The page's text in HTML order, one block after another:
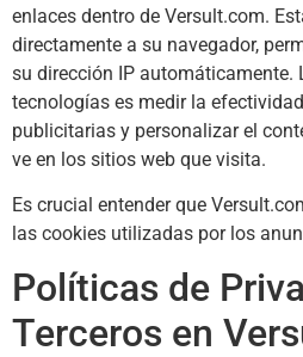
enlaces dentro de Versult.com.
directamente a su navegador,
su dirección IP automáticamente.
tecnologías es medir la
publicitarias y personalizar el
ve en los sitios web que visita.
Es crucial entender que
las cookies utilizadas por los
Políticas de
Terceros en